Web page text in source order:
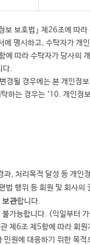
보 보호법｣ 제26조에 따
에 명시하고, 수탁자가 개
에 따라 수탁자가 당사의
다.
경될 경우에는 본 개인정
하는 경우는 ‘10. 개인정
과, 처리목적 달성 등 개
법 행위 등 회원 및 회사
보관합니다.
가능합니다. (익일부터
제6조 제5항에 따라 회
민원에 대응하기 위한 목